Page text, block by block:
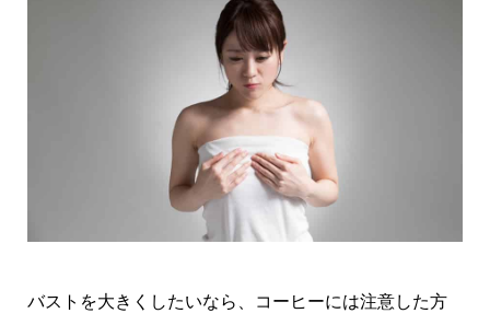
バストを大きくしたいなら、コーヒーには注意した方